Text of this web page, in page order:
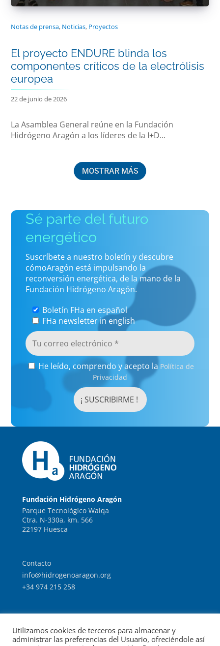
Notas de prensa, Noticias, Proyectos
El proyecto ENDURE blinda los
componentes críticos de la electrólisis
europea
22 de junio de 2026
La Asamblea General reúne en la Fundación
Hidrógeno Aragón a los líderes de la I+D...
MOSTRAR MÁS
Sé parte del futuro
energético
Suscríbete a nuestro boletín y descubre
cómoAragón está impulsando la
reconversión energética, de la mano de la
Fundación Hidrógeno Aragón.
Boletín FHa en español
FHa newsletter in english
He leído, comprendo y acepto la Política de
Privacidad
Fundación Hidrógeno Aragón
Parque Tecnológico Walqa
Ctra. N-330a, km. 566
22197 Huesca
Contacto
info@hidrogenoaragon.org
+34 974 215 258
Intranet
Utilizamos cookies de terceros para almacenar y
administrar las preferencias del Usuario, ofreciéndole así